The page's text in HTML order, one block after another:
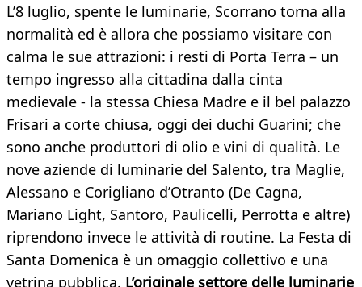
L’8 luglio, spente le luminarie, Scorrano torna alla
normalità ed è allora che possiamo visitare con
calma le sue attrazioni: i resti di Porta Terra – un
tempo ingresso alla cittadina dalla cinta
medievale - la stessa Chiesa Madre e il bel palazzo
Frisari a corte chiusa, oggi dei duchi Guarini; che
sono anche produttori di olio e vini di qualità. Le
nove aziende di luminarie del Salento, tra Maglie,
Alessano e Corigliano d’Otranto (De Cagna,
Mariano Light, Santoro, Paulicelli, Perrotta e altre)
riprendono invece le attività di routine. La Festa di
Santa Domenica è un omaggio collettivo e una
vetrina pubblica. L’originale settore delle luminarie